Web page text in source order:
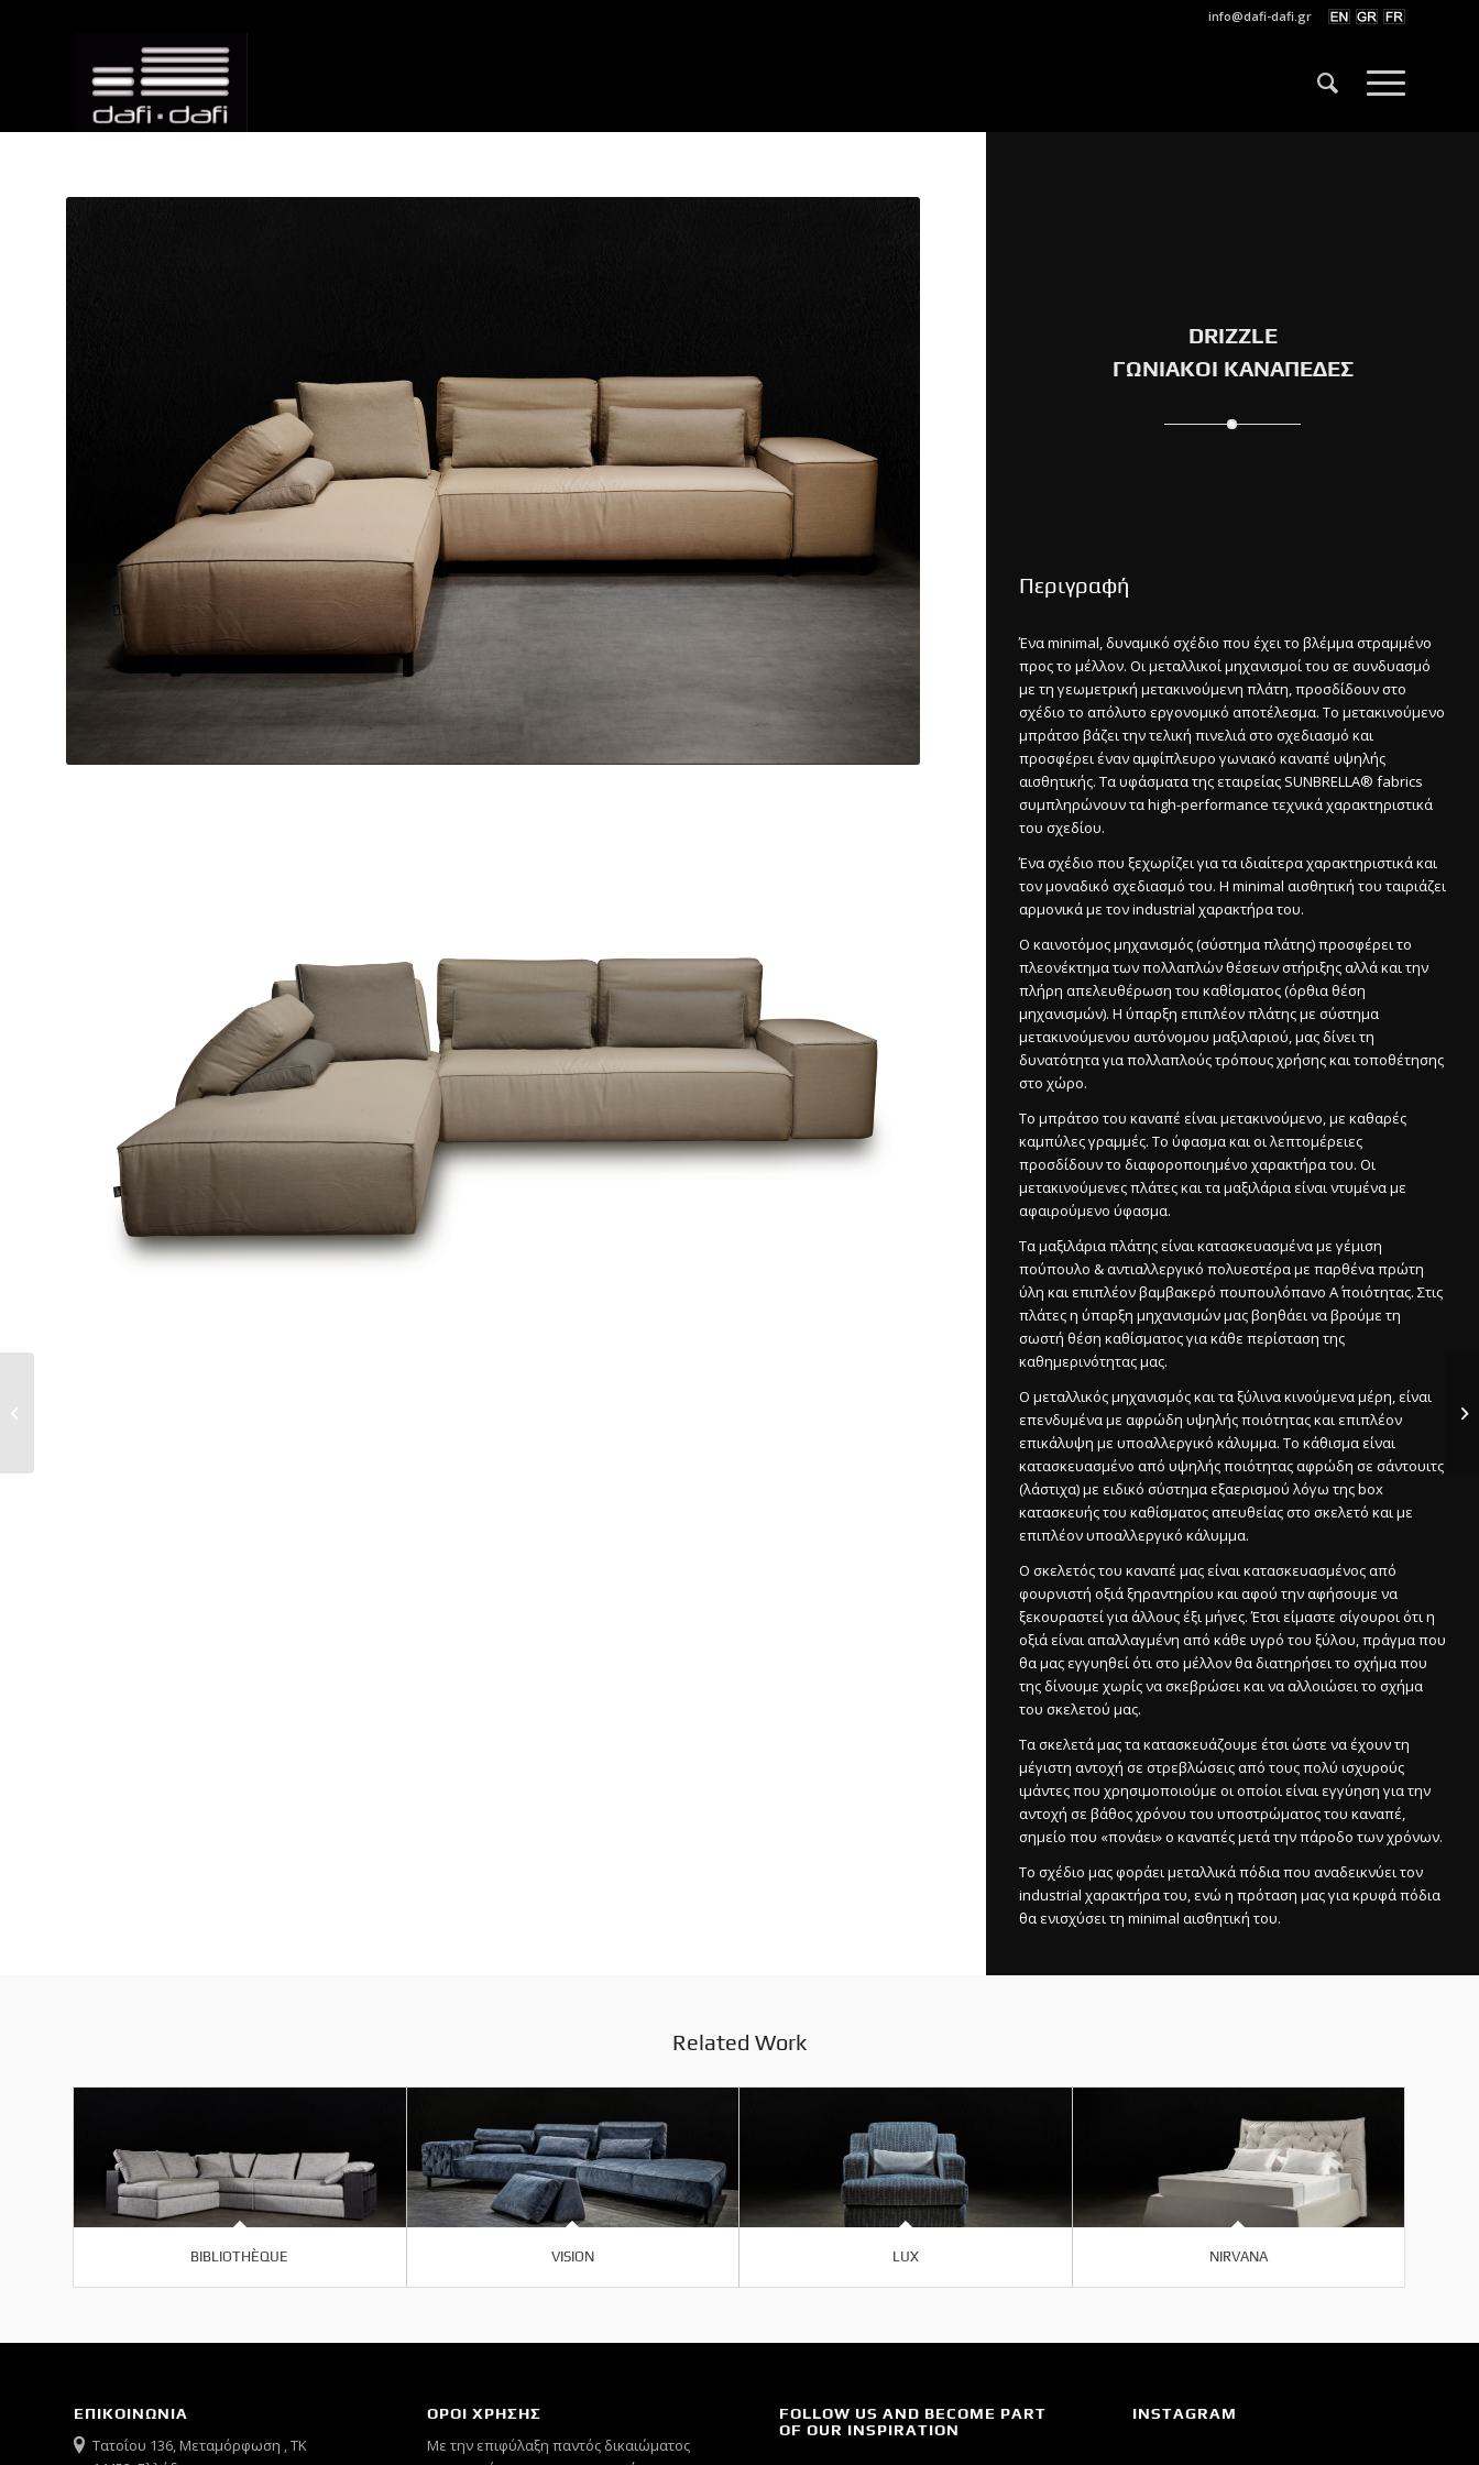
info@dafi-dafi.gr
DRIZZLE
ΓΩΝΙΑΚΟΙ ΚΑΝΑΠΕΔΕΣ
Περιγραφή
Ένα minimal, δυναμικό σχέδιο που έχει το βλέμμα στραμμένο
προς το μέλλον. Οι μεταλλικοί μηχανισμοί του σε συνδυασμό
με τη γεωμετρική μετακινούμενη πλάτη, προσδίδουν στο
σχέδιο το απόλυτο εργονομικό αποτέλεσμα. Το μετακινούμενο
μπράτσο βάζει την τελική πινελιά στο σχεδιασμό και
προσφέρει έναν αμφίπλευρο γωνιακό καναπέ υψηλής
αισθητικής. Τα υφάσματα της εταιρείας SUNBRELLA® fabrics
συμπληρώνουν τα high-performance τεχνικά χαρακτηριστικά
του σχεδίου.
Ένα σχέδιο που ξεχωρίζει για τα ιδιαίτερα χαρακτηριστικά και
τον μοναδικό σχεδιασμό του. Η minimal αισθητική του ταιριάζει
αρμονικά με τον industrial χαρακτήρα του.
Ο καινοτόμος μηχανισμός (σύστημα πλάτης) προσφέρει το
πλεονέκτημα των πολλαπλών θέσεων στήριξης αλλά και την
πλήρη απελευθέρωση του καθίσματος (όρθια θέση
μηχανισμών). Η ύπαρξη επιπλέον πλάτης με σύστημα
μετακινούμενου αυτόνομου μαξιλαριού, μας δίνει τη
δυνατότητα για πολλαπλούς τρόπους χρήσης και τοποθέτησης
στο χώρο.
Το μπράτσο του καναπέ είναι μετακινούμενο, με καθαρές
καμπύλες γραμμές. Το ύφασμα και οι λεπτομέρειες
προσδίδουν το διαφοροποιημένο χαρακτήρα του. Οι
μετακινούμενες πλάτες και τα μαξιλάρια είναι ντυμένα με
αφαιρούμενο ύφασμα.
Τα μαξιλάρια πλάτης είναι κατασκευασμένα με γέμιση
πούπουλο & αντιαλλεργικό πολυεστέρα με παρθένα πρώτη
ύλη και επιπλέον βαμβακερό πουπουλόπανο Α΄ ποιότητας. Στις
πλάτες η ύπαρξη μηχανισμών μας βοηθάει να βρούμε τη
σωστή θέση καθίσματος για κάθε περίσταση της
καθημερινότητας μας.
Ο μεταλλικός μηχανισμός και τα ξύλινα κινούμενα μέρη, είναι
επενδυμένα με αφρώδη υψηλής ποιότητας και επιπλέον
επικάλυψη με υποαλλεργικό κάλυμμα. Το κάθισμα είναι
κατασκευασμένο από υψηλής ποιότητας αφρώδη σε σάντουιτς
(λάστιχα) με ειδικό σύστημα εξαερισμού λόγω της box
κατασκευής του καθίσματος απευθείας στο σκελετό και με
επιπλέον υποαλλεργικό κάλυμμα.
Ο σκελετός του καναπέ μας είναι κατασκευασμένος από
φουρνιστή οξιά ξηραντηρίου και αφού την αφήσουμε να
ξεκουραστεί για άλλους έξι μήνες. Έτσι είμαστε σίγουροι ότι η
οξιά είναι απαλλαγμένη από κάθε υγρό του ξύλου, πράγμα που
θα μας εγγυηθεί ότι στο μέλλον θα διατηρήσει το σχήμα που
της δίνουμε χωρίς να σκεβρώσει και να αλλοιώσει το σχήμα
του σκελετού μας.
Τα σκελετά μας τα κατασκευάζουμε έτσι ώστε να έχουν τη
μέγιστη αντοχή σε στρεβλώσεις από τους πολύ ισχυρούς
ιμάντες που χρησιμοποιούμε οι οποίοι είναι εγγύηση για την
αντοχή σε βάθος χρόνου του υποστρώματος του καναπέ,
σημείο που «πονάει» ο καναπές μετά την πάροδο των χρόνων.
Το σχέδιο μας φοράει μεταλλικά πόδια που αναδεικνύει τον
industrial χαρακτήρα του, ενώ η πρόταση μας για κρυφά πόδια
θα ενισχύσει τη minimal αισθητική του.
Related Work
BIBLIOTHÈQUE VISION LUX NIRVANA
ΕΠΙΚΟΙΝΩΝΙΑ
Τατοΐου 136, Μεταμόρφωση , ΤΚ
ΟΡΟΙ ΧΡΗΣΗΣ
Mε την επιφύλαξη παντός δικαιώματος
FOLLOW US AND BECOME PART
OF OUR INSPIRATION
INSTAGRAM